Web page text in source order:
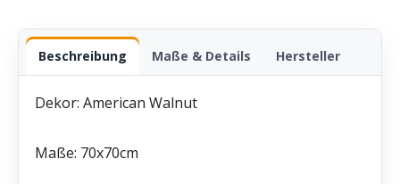
Beschreibung Maße & Details Hersteller
Dekor: American Walnut
Maße: 70x70cm